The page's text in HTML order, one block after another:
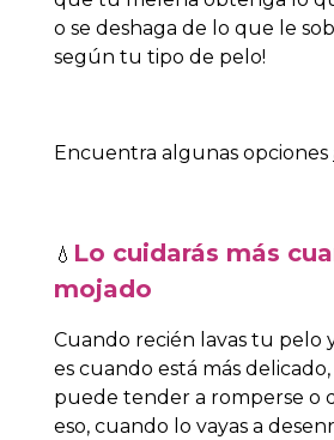
o se deshaga de lo que le
según tu tipo de pelo!
Encuentra algunas opciones
💧 Lo cuidarás más
mojado
Cuando recién lavas tu pelo
es cuando está más
puede tender a romperse o
eso, cuando lo vayas a